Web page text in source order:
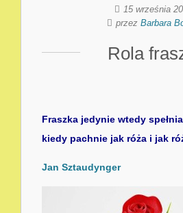
15 września
przez Barbara
Rola
Fraszka jedynie wtedy
kiedy pachnie jak róża i jak
Jan Sztaudynger